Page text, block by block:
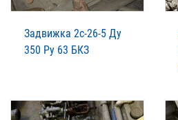
Задвижка 2с-26-5 Ду
350 Ру 63 БКЗ